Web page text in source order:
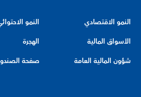
النمو الاقتصادي
الأسواق المالية
شؤون المالية العامة
النمو
الهجرة
صفحة